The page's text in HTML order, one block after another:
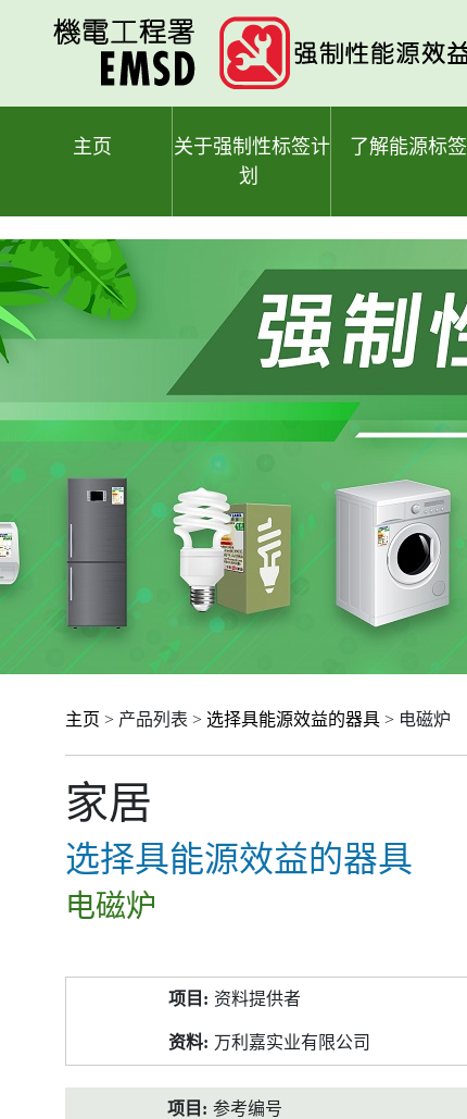
主页
关于强制性标签计
划
了解能源标签
主页 > 产品列表 > 选择具能源效益的器具 > 电磁炉
家居
选择具能源效益的器具
电磁炉
料
资料提供者
万利嘉实业有限公司
参考编号